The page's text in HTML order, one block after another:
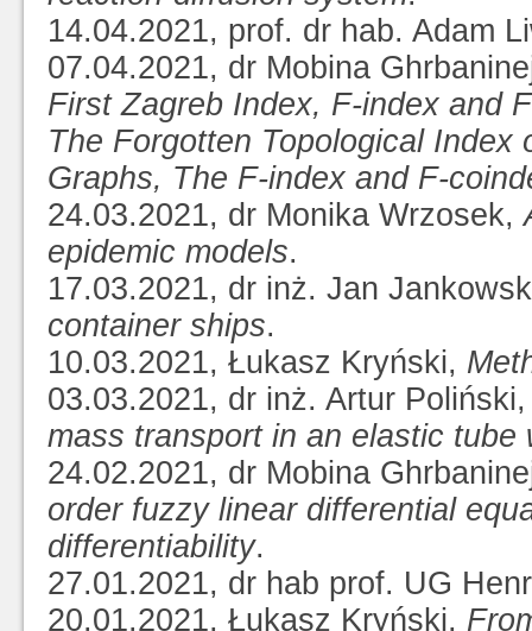
14.04.2021, prof. dr hab. Adam
07.04.2021, dr Mobina
First Zagreb Index, F-index and
The Forgotten Topological
Graphs, The F-index and F-
24.03.2021, dr Monika Wrzosek,
epidemic models.
17.03.2021, dr inż. Jan
container ships.
10.03.2021, Łukasz Kryński,
03.03.2021, dr inż. Artur
mass transport in an elastic tube
24.02.2021, dr Mobina
order fuzzy linear differential
differentiability.
27.01.2021, dr hab prof. UG
20.01.2021, Łukasz Kryński,